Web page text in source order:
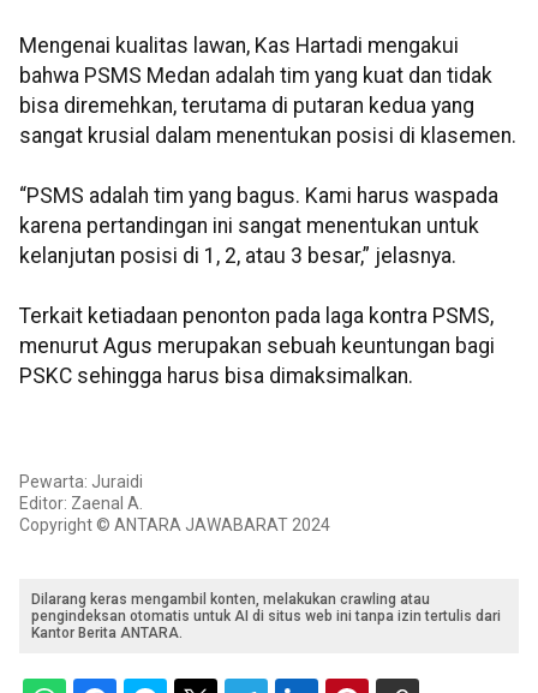
Mengenai kualitas lawan, Kas Hartadi mengakui
bahwa PSMS Medan adalah tim yang kuat dan tidak
bisa diremehkan, terutama di putaran kedua yang
sangat krusial dalam menentukan posisi di klasemen.
“PSMS adalah tim yang bagus. Kami harus waspada
karena pertandingan ini sangat menentukan untuk
kelanjutan posisi di 1, 2, atau 3 besar,” jelasnya.
Terkait ketiadaan penonton pada laga kontra PSMS,
menurut Agus merupakan sebuah keuntungan bagi
PSKC sehingga harus bisa dimaksimalkan.
Pewarta: Juraidi
Editor: Zaenal A.
Copyright © ANTARA JAWABARAT 2024
Dilarang keras mengambil konten, melakukan crawling atau
pengindeksan otomatis untuk AI di situs web ini tanpa izin tertulis dari
Kantor Berita ANTARA.